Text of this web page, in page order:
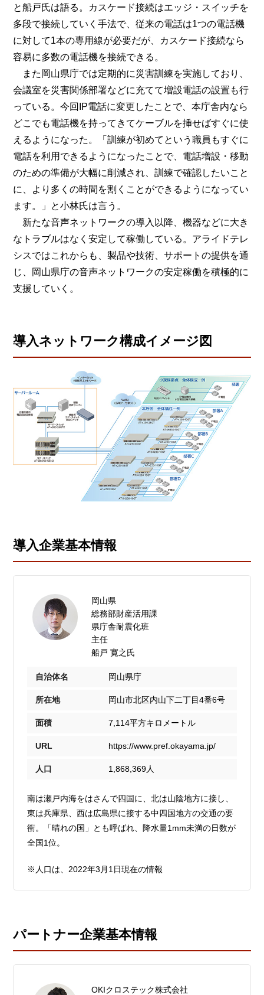
と船戸氏は語る。カスケード接続はエッジ・スイッチを
多段で接続していく手法で、従来の電話は1つの電話機
に対して1本の専用線が必要だが、カスケード接続なら
容易に多数の電話機を接続できる。
また岡山県庁では定期的に災害訓練を実施しており、
会議室を災害関係部署などに充てて増設電話の設置も行
っている。今回IP電話に変更したことで、本庁舎内なら
どこでも電話機を持ってきてケーブルを挿せばすぐに使
えるようになった。「訓練が初めてという職員もすぐに
電話を利用できるようになったことで、電話増設・移動
のための準備が大幅に削減され、訓練で確認したいこと
に、より多くの時間を割くことができるようになってい
ます。」と小林氏は言う。
新たな音声ネットワークの導入以降、機器などに大き
なトラブルはなく安定して稼働している。アライドテレ
シスではこれからも、製品や技術、サポートの提供を通
じ、岡山県庁の音声ネットワークの安定稼働を積極的に
支援していく。
導入ネットワーク構成イメージ図
導入企業基本情報
岡山県
総務部財産活用課
県庁舎耐震化班
主任
船戸 寛之氏
自治体名 岡山県庁
所在地 岡山市北区内山下二丁目4番6号
面積 7,114平方キロメートル
URL https://www.pref.okayama.jp/
人口 1,868,369人
南は瀬戸内海をはさんで四国に、北は山陰地方に接し、
東は兵庫県、西は広島県に接する中四国地方の交通の要
衝。「晴れの国」とも呼ばれ、降水量1mm未満の日数が
全国1位。
※人口は、2022年3月1日現在の情報
パートナー企業基本情報
OKIクロステック株式会社